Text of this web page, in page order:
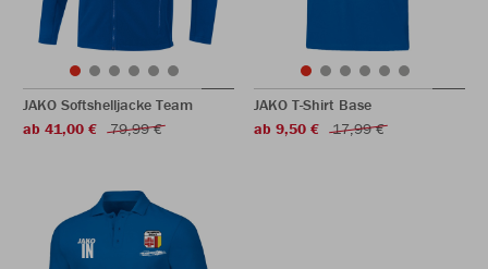
JAKO Softshelljacke Team
ab 41,00 €
79,99 €
JAKO T-Shirt Base
ab 9,50 €
17,99 €